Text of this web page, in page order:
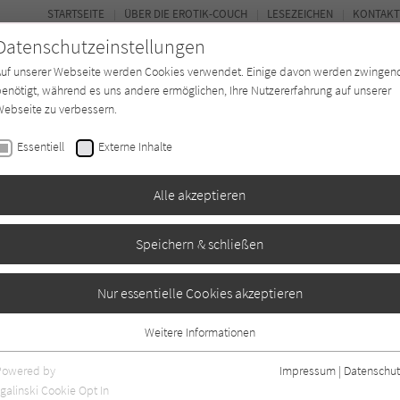
Autor*in Verlage Magazin
STARTSEITE ÜBER DIE EROTIK-COUCH LESEZEICHEN KONTAKT
– Entflammte
unserer Webseite werden Cookies verwendet. Einige davon werden
während es uns andere ermöglichen, Ihre Nutzererfahrung auf unserer
zu verbessern.
Essentiell Externe Inhalte
Alle akzeptieren
Speichern & schließen
Nur essentielle Cookies akzeptieren
Essentielle Cookies werden für grundlegende Funktionen der Webseite
benötigt. Dadurch ist gewährleistet, dass die Webseite einwandfrei
Weitere Informationen
by
Cookie Opt In
Impressum |